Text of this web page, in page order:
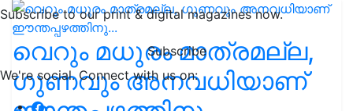
Subscribe to our print & digital magazines now.
Subscribe
We're social. Connect with us on:
വെറും മധുരം മാത്രമല്ല,
ഗുണവും അനവധിയാണ്